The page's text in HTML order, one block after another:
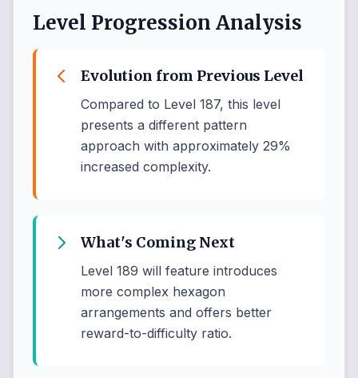
Level Progression Analysis
Evolution from Previous Level
Compared to Level 187, this level
presents a different pattern
approach with approximately 29%
increased complexity.
What's Coming Next
Level 189 will feature introduces
more complex hexagon
arrangements and offers better
reward-to-difficulty ratio.